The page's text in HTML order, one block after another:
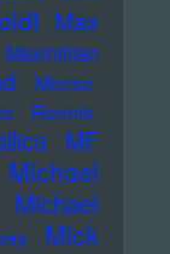
Max
Maximilian
Meese
Reents
MF
Michael
Michael
Mick